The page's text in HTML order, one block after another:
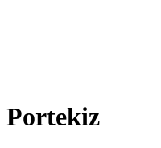
Portekiz